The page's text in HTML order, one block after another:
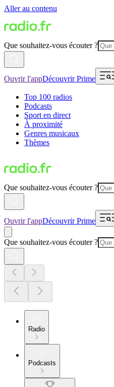
Aller au contenu
Que souhaitez-vous écouter ?
Ouvrir l'appDécouvrir Prime
Top 100 radios
Podcasts
Sport en direct
À proximité
Genres musicaux
Thèmes
Que souhaitez-vous écouter ?
Ouvrir l'appDécouvrir Prime
Que souhaitez-vous écouter ?
Radio
Podcasts